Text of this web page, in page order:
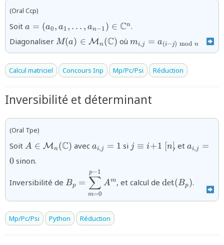
(Oral Ccp)
Soit {a=
(a_{0},a_{1},\ldots,a_{n-
1})\in\mathbb{C}^{n}}
a = (a0 , a1 , … , an−1 ) ∈ Cn.
Diagonaliser {M(a)\in{\mathcal
M}_{n}
M(a) ∈ Mn (C) où {m_{i,j}=a_{(i-
j)\!\!\mod n}}
mi,j = a(i−j) mod n
Calcul matriciel Concours Inp Mp/Pc/Psi Réduction
Inversibilité et déterminant
(Oral Tpe)
Soit {A\in{\mathcal
(\mathbb{C})}
A ∈ Mn (C) avec a_{i,j}=1
ai,j = 1 si j\equiv
i\!+\!1\
j ≡ i+1 [n], et a_{i,j}=0
ai,j
=
0sinon.
Inversibilité de
{B_p=\displaystyle\sum_{m=0}^{p-
1}A^{m}}
Bp =
m=0
∑
p−1
Am, et calcul dedet(Bp).
Mp/Pc/Psi Python Réduction